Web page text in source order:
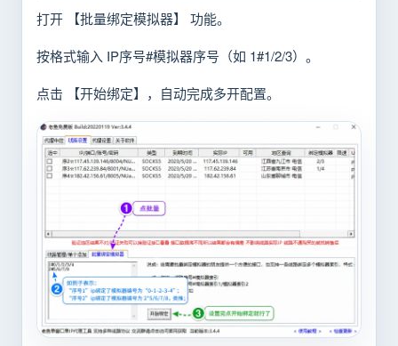
打开 【批量绑定模拟器】 功能。
按格式输入 IP序号#模拟器序号（如 1#1/2/3）。
点击 【开始绑定】，自动完成多开配置。